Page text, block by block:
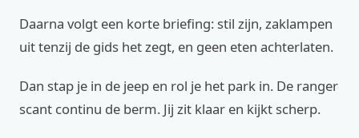
Daarna volgt een korte briefing: stil zijn, zaklampen
uit tenzij de gids het zegt, en geen eten achterlaten.
Dan stap je in de jeep en rol je het park in. De ranger
scant continu de berm. Jij zit klaar en kijkt scherp.